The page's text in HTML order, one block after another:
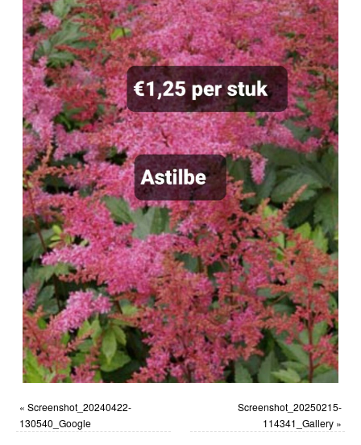
«Screenshot_20240422-
130540_Google
Screenshot_20250215-
114341_Gallery»